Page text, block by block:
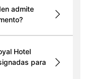
admite
Hotel
para